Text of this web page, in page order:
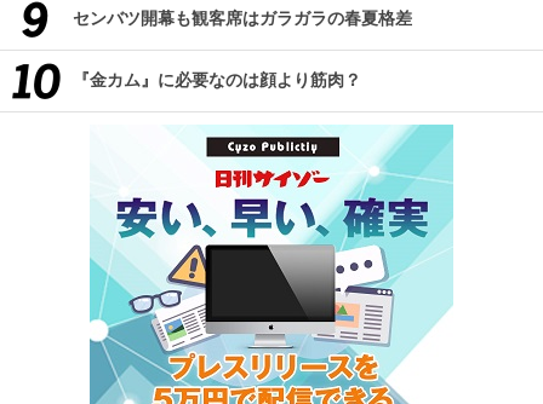
センバツ開幕も観客席はガラガラの春夏格差
『金カム』に必要なのは顔より筋肉？